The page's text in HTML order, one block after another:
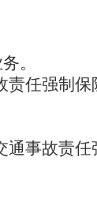
。
责任强制保
通事故责任